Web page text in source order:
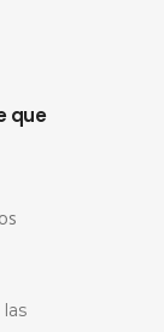
que